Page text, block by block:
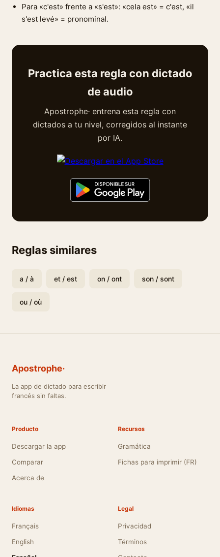
Para «c'est» frente a «s'est»: «cela est» = c'est, «il
s'est levé» = pronominal.
Practica esta regla con dictado
de audio
Apostrophe· entrena esta regla con
dictados a tu nivel, corregidos al instante
por IA.
Reglas similares
a / à et / est on / ont son / sont
ou / où
Apostrophe·
La app de dictado para escribir
francés sin faltas.
Producto
Descargar la app
Comparar
Acerca de
Recursos
Gramática
Fichas para imprimir (FR)
Idiomas
Français
English
Legal
Privacidad
Términos